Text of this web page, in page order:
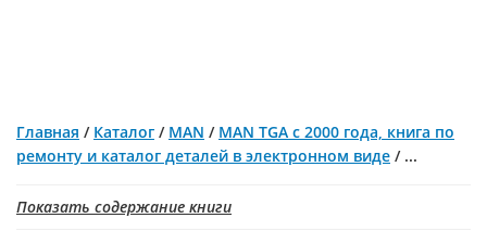
Главная / Каталог / MAN / MAN TGA с 2000 года, книга по
ремонту и каталог деталей в электронном виде / ...
Показать содержание книги